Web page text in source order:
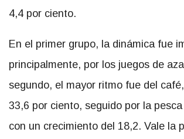
4,4 por ciento.
En el primer grupo, la dinámica fue
principalmente, por los juegos de
segundo, el mayor ritmo fue del
33,6 por ciento, seguido por la
con un crecimiento del 18,2. Vale la